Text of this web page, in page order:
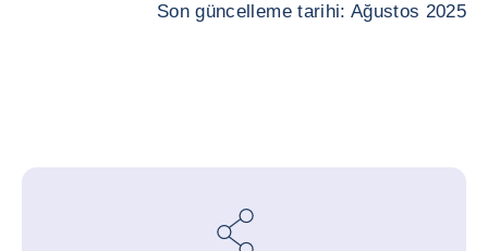
Son güncelleme tarihi: Ağustos 2025